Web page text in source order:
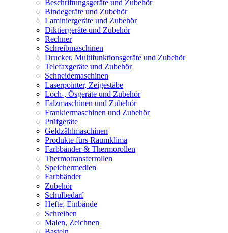
Beschriftungsgeräte und Zubehör
Bindegeräte und Zubehör
Laminiergeräte und Zubehör
Diktiergeräte und Zubehör
Rechner
Schreibmaschinen
Drucker, Multifunktionsgeräte und Zubehör
Telefaxgeräte und Zubehör
Schneidemaschinen
Laserpointer, Zeigestäbe
Loch-, Ösgeräte und Zubehör
Falzmaschinen und Zubehör
Frankiermaschinen und Zubehör
Prüfgeräte
Geldzählmaschinen
Produkte fürs Raumklima
Farbbänder & Thermorollen
Thermotransferrollen
Speichermedien
Farbbänder
Zubehör
Schulbedarf
Hefte, Einbände
Schreiben
Malen, Zeichnen